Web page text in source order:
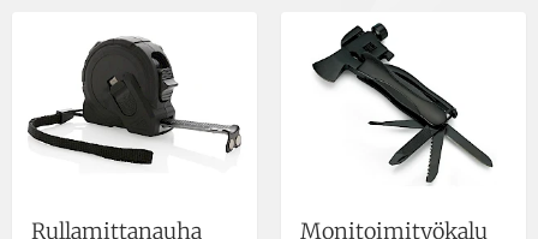
Rullamittanauha
Monitoimityökalu